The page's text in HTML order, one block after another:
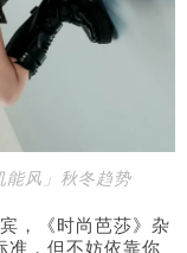
能风」秋冬趋势
，《时尚芭莎》杂
准，但不妨依靠你